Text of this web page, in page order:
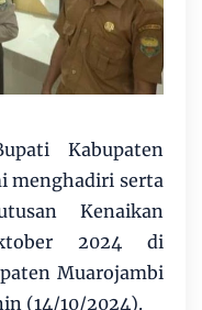
Kabupaten
menghadiri serta
Kenaikan
2024 di
Muarojambi
(14/10/2024).